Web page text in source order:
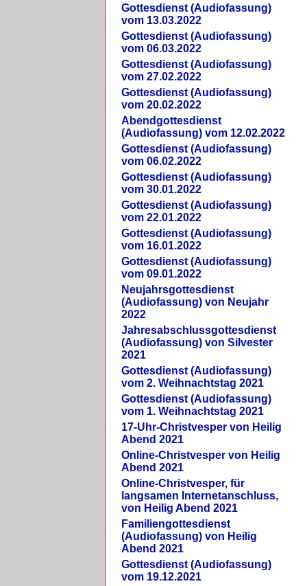
Gottesdienst (Audiofassung)
vom 13.03.2022
Gottesdienst (Audiofassung)
vom 06.03.2022
Gottesdienst (Audiofassung)
vom 27.02.2022
Gottesdienst (Audiofassung)
vom 20.02.2022
Abendgottesdienst
(Audiofassung) vom 12.02.2022
Gottesdienst (Audiofassung)
vom 06.02.2022
Gottesdienst (Audiofassung)
vom 30.01.2022
Gottesdienst (Audiofassung)
vom 22.01.2022
Gottesdienst (Audiofassung)
vom 16.01.2022
Gottesdienst (Audiofassung)
vom 09.01.2022
Neujahrsgottesdienst
(Audiofassung) von Neujahr
2022
Jahresabschlussgottesdienst
(Audiofassung) von Silvester
2021
Gottesdienst (Audiofassung)
vom 2. Weihnachtstag 2021
Gottesdienst (Audiofassung)
vom 1. Weihnachtstag 2021
17-Uhr-Christvesper von Heilig
Abend 2021
Online-Christvesper von Heilig
Abend 2021
Online-Christvesper, für
langsamen Internetanschluss,
von Heilig Abend 2021
Familiengottesdienst
(Audiofassung) von Heilig
Abend 2021
Gottesdienst (Audiofassung)
vom 19.12.2021